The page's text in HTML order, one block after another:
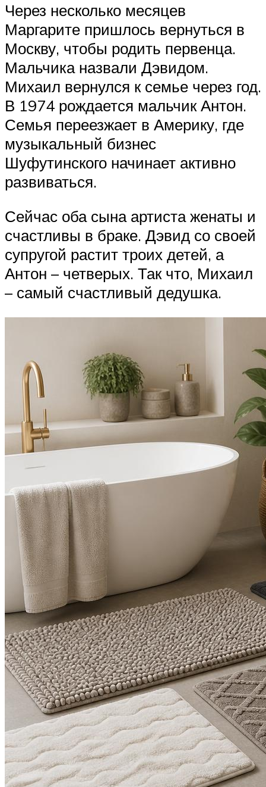
Через несколько месяцев
Маргарите пришлось вернуться в
Москву, чтобы родить первенца.
Мальчика назвали Дэвидом.
Михаил вернулся к семье через год.
В 1974 рождается мальчик Антон.
Семья переезжает в Америку, где
музыкальный бизнес
Шуфутинского начинает активно
развиваться.
Сейчас оба сына артиста женаты и
счастливы в браке. Дэвид со своей
супругой растит троих детей, а
Антон – четверых. Так что, Михаил
– самый счастливый дедушка.